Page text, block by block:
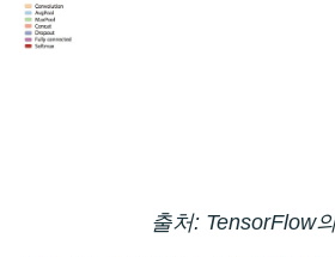
출처: TensorFlow